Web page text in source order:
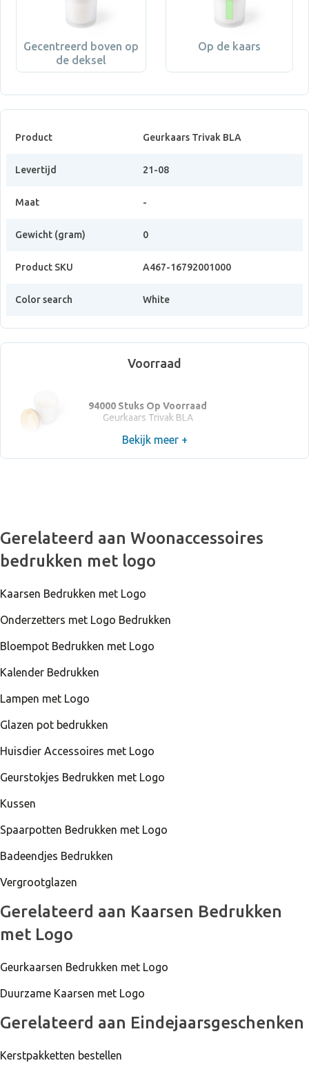
Gecentreerd boven op
de deksel
Op de kaars
Product Geurkaars Trivak BLA
Levertijd 21-08
Maat -
Gewicht (gram) 0
Product SKU A467-16792001000
Color search White
Voorraad
94000 Stuks Op Voorraad
Geurkaars Trivak BLA
Bekijk meer +
Gerelateerd aan Woonaccessoires
bedrukken met logo
Kaarsen Bedrukken met Logo
Onderzetters met Logo Bedrukken
Bloempot Bedrukken met Logo
Kalender Bedrukken
Lampen met Logo
Glazen pot bedrukken
Huisdier Accessoires met Logo
Geurstokjes Bedrukken met Logo
Kussen
Spaarpotten Bedrukken met Logo
Badeendjes Bedrukken
Vergrootglazen
Gerelateerd aan Kaarsen Bedrukken
met Logo
Geurkaarsen Bedrukken met Logo
Duurzame Kaarsen met Logo
Gerelateerd aan Eindejaarsgeschenken
Kerstpakketten bestellen